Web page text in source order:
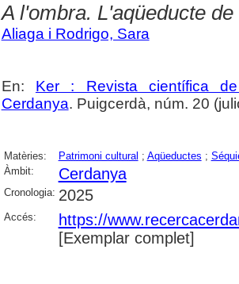
A l'ombra. L'aqüeducte de
Aliaga i Rodrigo, Sara
En: Ker : Revista científica
Cerdanya. Puigcerdà, núm. 20
Matèries: Patrimoni cultural ; Aqüeductes ;
Àmbit:
Cerdanya
Cronologia: 2025
Accés:
https://
[Exemplar complet]